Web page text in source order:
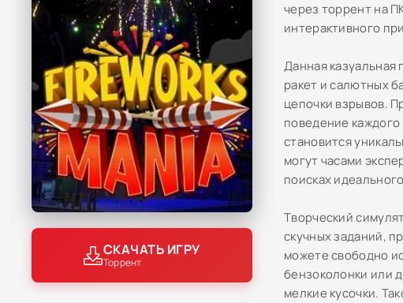
СКАЧАТЬ ИГРУ
Торрент
через торрент на
интерактивного
Данная
ракет и салютных
цепочки взрывов.
поведение
становится
могут часами
поисках
Творческий
скучных заданий,
можете свободно
бензоколонки или
мелкие кусочки.